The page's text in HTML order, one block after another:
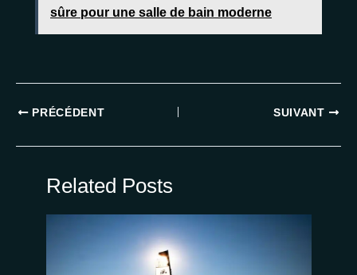
sûre pour une salle de bain moderne
PRÉCÉDENT SUIVANT
Related Posts